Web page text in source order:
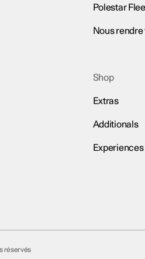
Polestar
Nous rendre
Shop
Extras
Additionals
Experiences
réservés